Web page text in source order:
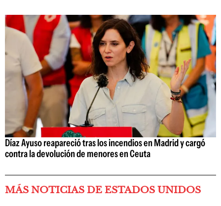
Díaz Ayuso reapareció tras los incendios en Madrid y cargó
contra la devolución de menores en Ceuta
MÁS NOTICIAS DE ESTADOS UNIDOS